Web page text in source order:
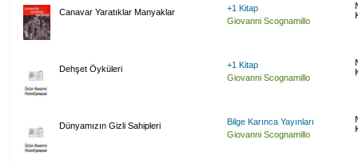
Canavar Yaratıklar Manyaklar
+1 Kitap
Giovanni Scognamillo
Dehşet Öyküleri
+1 Kitap
Giovanni Scognamillo
Dünyamızın Gizli Sahipleri
Bilge Karınca Yayınları
Giovanni Scognamillo